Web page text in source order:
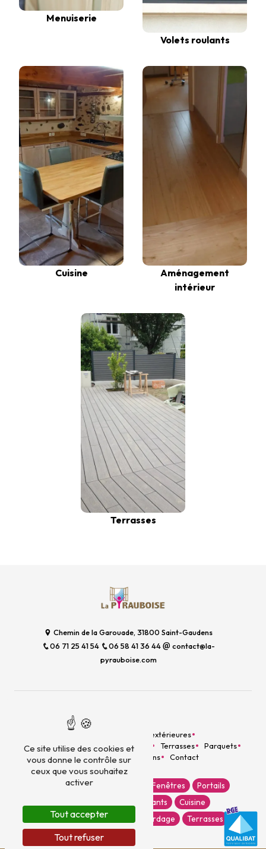
Menuiserie
Volets roulants
Cuisine
Aménagement
intérieur
Terrasses
Chemin de la Garouade, 31800 Saint-Gaudens
06 71 25 41 54
06 58 41 36 44
contact@la-
pyrauboise.com
Menuiseries extérieures
Aménagement intérieur
Escaliers Terrasses
Parquets
Bardage
Nos réalisations Contact
Escaliers Porte d'entrée Fenêtres
Portails
Volets roulants
Cuisine
Aménagement intérieur
Bardage Terrasses
Ce site utilise des cookies et
vous donne le contrôle sur
ceux que vous souhaitez
activer
Tout accepter
Tout refuser